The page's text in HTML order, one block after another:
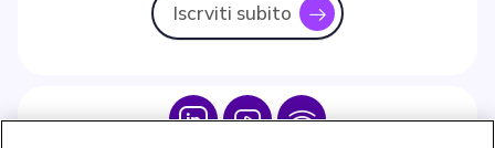
Iscrviti subito icon
Icon IconIcon